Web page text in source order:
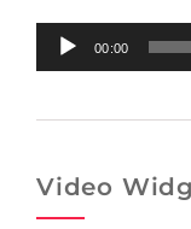
Audio-
Player
00:00
Video